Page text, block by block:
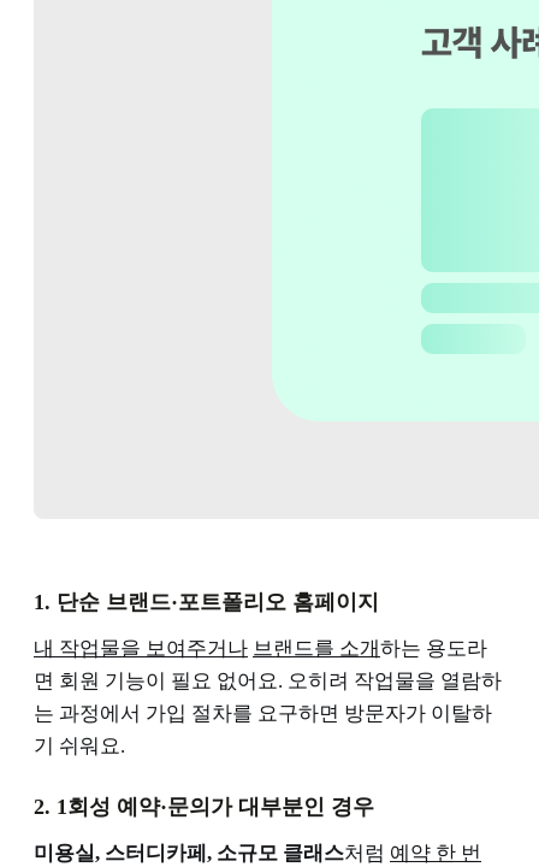
1. 단순 브랜드·포트폴리오 홈페이지
내 작업물을 보여주거나 브랜드를 소개하는 용도라
면 회원 기능이 필요 없어요. 오히려 작업물을 열람하
는 과정에서 가입 절차를 요구하면 방문자가 이탈하
기 쉬워요.
2. 1회성 예약·문의가 대부분인 경우
미용실, 스터디카페, 소규모 클래스처럼 예약 한 번